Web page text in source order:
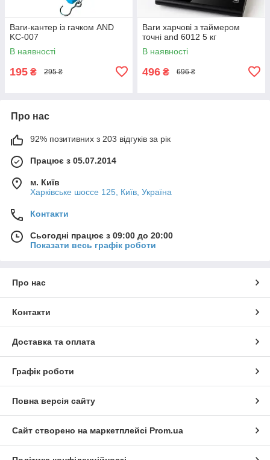
Ваги-кантер із гачком AND
KC-007
В наявності
195 ₴ 295 ₴
Ваги харчові з таймером
точні and 6012 5 кг
В наявності
496 ₴ 696 ₴
Про нас
92% позитивних з 203 відгуків за рік
Працює з 05.07.2014
м. Київ
Харківське шоссе 125, Київ, Україна
Контакти
Сьогодні працює з 09:00 до 20:00
Показати весь графік роботи
Про нас
Контакти
Доставка та оплата
Графік роботи
Повна версія сайту
Сайт створено на маркетплейсі Prom.ua